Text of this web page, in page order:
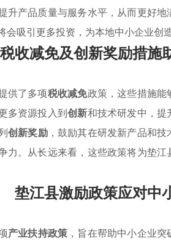
升产品质量与服务水平，从而更好
会吸引更多投资，为本地中小企业创
税收减免及创新奖励措施
供了多项税收减免政策，这些措施能
多资源投入到创新和技术研发中，
创新奖励，鼓励其在研发新产品和
力。从长远来看，这些政策将为垫
垫江县激励政策应对中
产业扶持政策 ，旨在帮助中小企业